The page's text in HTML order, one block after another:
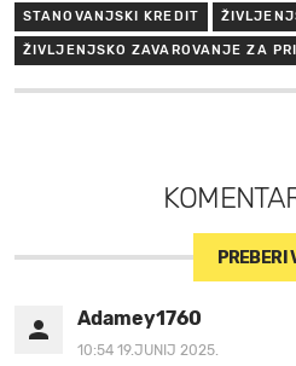
STANOVANJSKI KREDIT
ŽIVLJENJSKO ZAVAROVANJE ZA
PREBERI
Adamey1760
10:54 19.JUNIJ 2025.